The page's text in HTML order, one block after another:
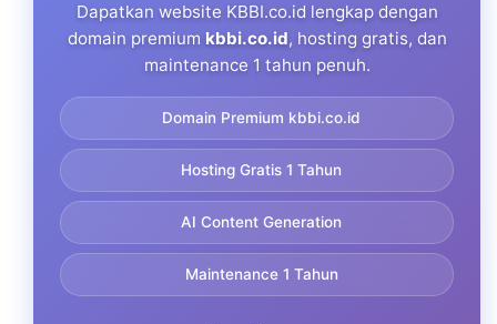
Dapatkan website KBBI.co.id lengkap dengan
domain premium kbbi.co.id, hosting gratis, dan
maintenance 1 tahun penuh.
Domain Premium kbbi.co.id
Hosting Gratis 1 Tahun
AI Content Generation
Maintenance 1 Tahun